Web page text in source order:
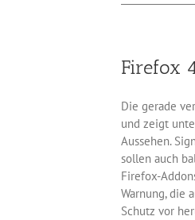
Firefox
Die gerade
und zeigt
Aussehen.
sollen auch
Firefox-
Warnung, die
Schutz vor